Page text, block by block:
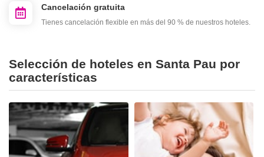
Cancelación gratuita
Tienes cancelación flexible en más del 90 % de nuestros hoteles.
Selección de hoteles en Santa Pau por
características